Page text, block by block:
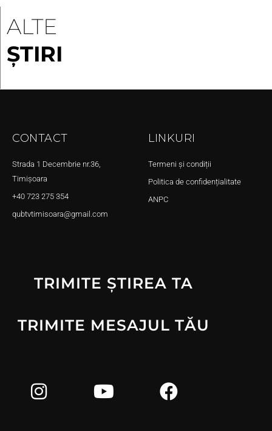
ALTE
ȘTIRI
CONTACT
Strada 1 Decembrie nr.36,
Timișoara
+40 723 275 354
qubtvtimisoara@gmail.com
LINKURI
Termeni și condiții
Politica de confidențialitate
ANPC
TRIMITE ȘTIREA TA
TRIMITE MESAJUL TĂU